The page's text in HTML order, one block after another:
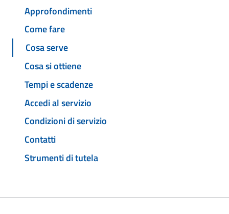
Approfondimenti
Come fare
Cosa serve
Cosa si ottiene
Tempi e scadenze
Accedi al servizio
Condizioni di servizio
Contatti
Strumenti di tutela